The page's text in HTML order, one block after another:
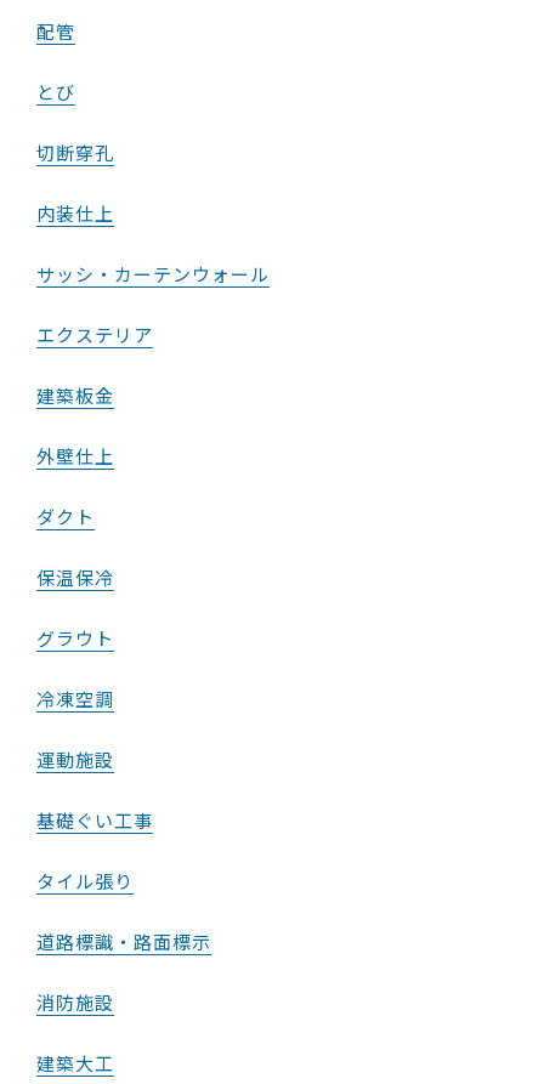
配管
とび
切断穿孔
内装仕上
サッシ・カーテンウォール
エクステリア
建築板金
外壁仕上
ダクト
保温保冷
グラウト
冷凍空調
運動施設
基礎ぐい工事
タイル張り
道路標識・路面標示
消防施設
建築大工